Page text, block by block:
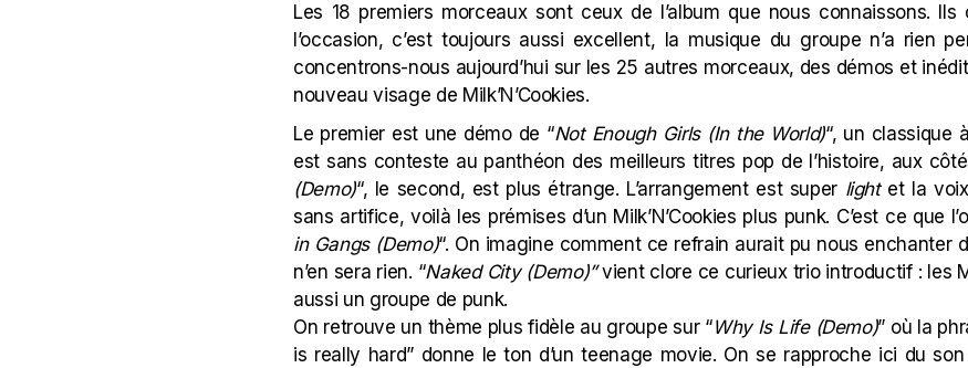
Les 18 premiers morceaux sont ceux de l’album que nous connaissons.
l’occasion, c’est toujours aussi excellent, la musique du groupe n’a rien
concentrons-nous aujourd’hui sur les 25 autres morceaux, des démos et
nouveau visage de Milk’N’Cookies.
Le premier est une démo de “Not Enough Girls (In the World)“, un classique
est sans conteste au panthéon des meilleurs titres pop de l’histoire, aux
(Demo)“, le second, est plus étrange. L’arrangement est super lightet la voix
sans artifice, voilà les prémises d’un Milk’N’Cookies plus punk. C’est ce que
in Gangs (Demo)“. On imagine comment ce refrain aurait pu nous enchanter
n’en sera rien. “Naked City (Demo)”vient clore ce curieux trio introductif : les
aussi un groupe de punk.
On retrouve un thème plus fidèle au groupe sur “Why Is Life (Demo)” où la
is really hard” donne le ton d’un teenage movie. On se rapproche ici du